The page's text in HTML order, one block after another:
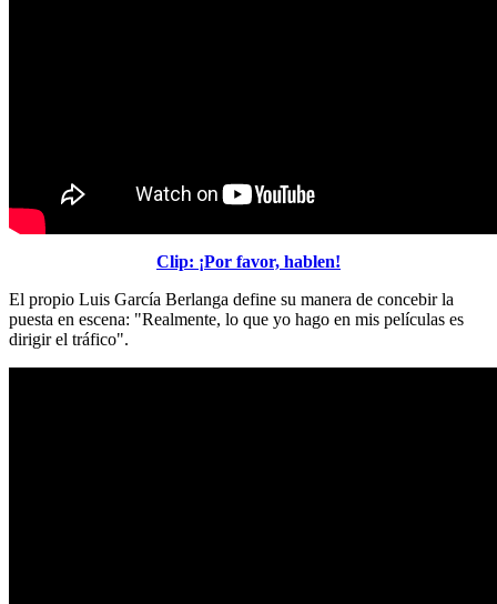
Clip: ¡Por favor, hablen!
El propio Luis García Berlanga define su manera de concebir la
puesta en escena: "Realmente, lo que yo hago en mis películas es
dirigir el tráfico".